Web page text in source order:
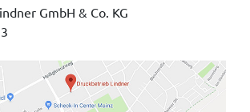
GmbH & Co. KG